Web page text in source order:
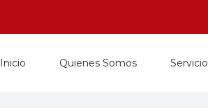
Inicio Quienes Somos